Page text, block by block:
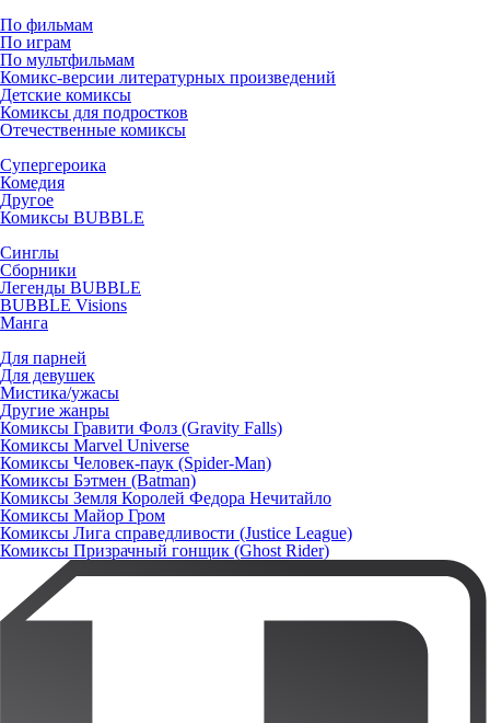
По фильмам
По играм
По мультфильмам
Комикс-версии литературных произведений
Детские комиксы
Комиксы для подростков
Отечественные комиксы
Супергероика
Комедия
Другое
Комиксы BUBBLE
Синглы
Сборники
Легенды BUBBLE
BUBBLE Visions
Манга
Для парней
Для девушек
Мистика/ужасы
Другие жанры
Комиксы Гравити Фолз (Gravity Falls)
Комиксы Marvel Universe
Комиксы Человек-паук (Spider-Man)
Комиксы Бэтмен (Batman)
Комиксы Земля Королей Федора Нечитайло
Комиксы Майор Гром
Комиксы Лига справедливости (Justice League)
Комиксы Призрачный гонщик (Ghost Rider)